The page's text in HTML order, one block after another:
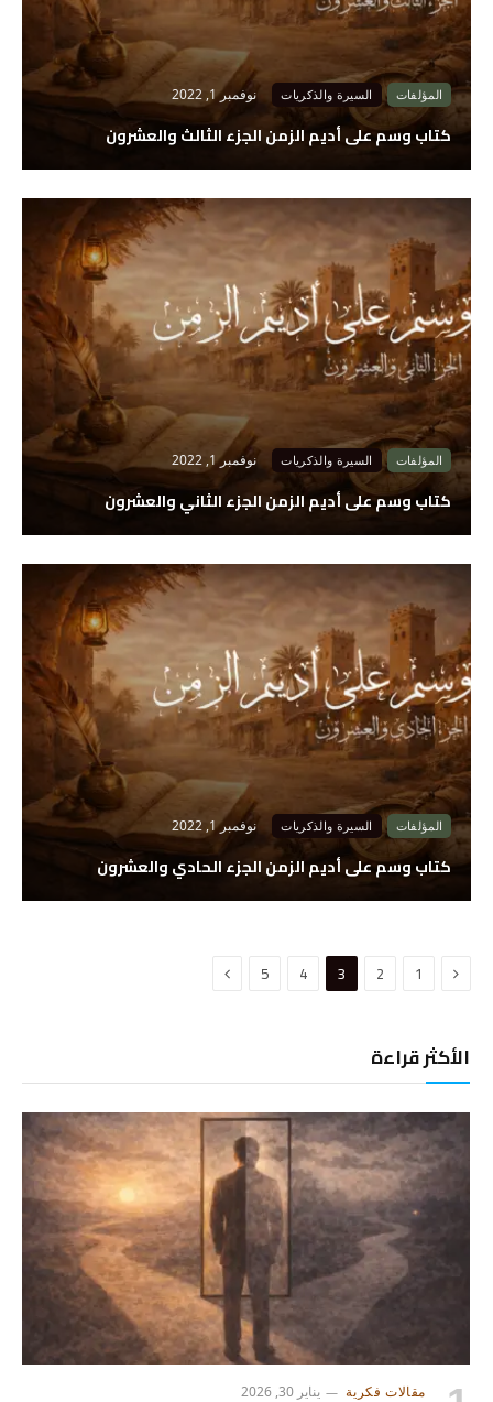
المؤلفات السيرة والذكريات نوفمبر 1, 2022
كتاب وسم على أديم الزمن الجزء الثالث والعشرون
المؤلفات السيرة والذكريات نوفمبر 1, 2022
كتاب وسم على أديم الزمن الجزء الثاني والعشرون
المؤلفات السيرة والذكريات نوفمبر 1, 2022
كتاب وسم على أديم الزمن الجزء الحادي والعشرون
السابق
1
2
3
4
5 التالي
الأكثر قراءة
مقالات فكرية يناير 30, 2026